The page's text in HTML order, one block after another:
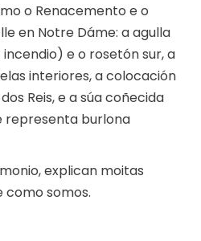
o Renacemento e o
en Notre Dáme: a agulla
e o rosetón sur, a
interiores, a colocación
Reis, e a súa coñecida
representa burlona
explican moitas
como somos.